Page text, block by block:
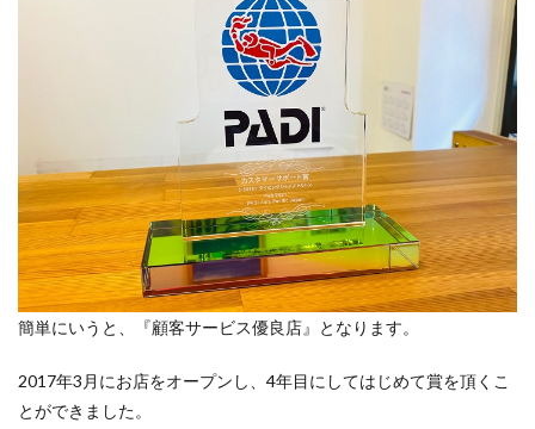
簡単にいうと、『顧客サービス優良店』となります。
2017年3月にお店をオープンし、4年目にしてはじめて賞を頂くこ
とができました。